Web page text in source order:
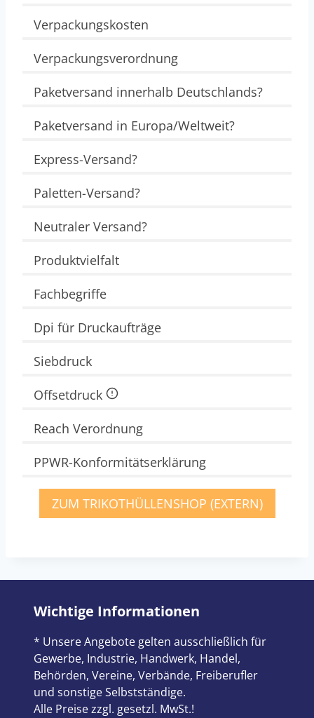
Verpackungskosten
Verpackungsverordnung
Paketversand innerhalb Deutschlands?
Paketversand in Europa/Weltweit?
Express-Versand?
Paletten-Versand?
Neutraler Versand?
Produktvielfalt
Fachbegriffe
Dpi für Druckaufträge
Siebdruck
Offsetdruck
Reach Verordnung
PPWR-Konformitätserklärung
ZUM TRIKOTHÜLLENSHOP (EXTERN)
Wichtige Informationen
* Unsere Angebote gelten ausschließlich für
Gewerbe, Industrie, Handwerk, Handel,
Behörden, Vereine, Verbände, Freiberufler
und sonstige Selbstständige.
Alle Preise zzgl. gesetzl. MwSt.!